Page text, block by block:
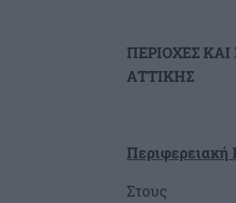
ΠΕΡΙΟΧΕΣ
ΑΤΤΙΚΗΣ
Στους